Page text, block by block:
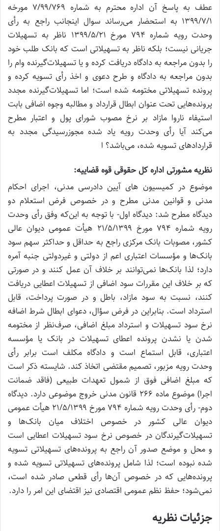
عطف به پاسخ آن اداره محترم به شماره ۷/۹۹/۷۶۹ مورخه
۱۳۹۹/۷/۱ به استحضار می‌رساند سوال اینجانب راجع به رأی
وحدت رویه شماره ۷۹۴ مورخ ۱۳۹۹/۵/۲۱ ناظر به تسهیلات
جریانی نیست؛ بلکه ناظر به تسهیلاتی است که بانک طلب خود
را بدون مراجعه به دادگاه دریافت کرده و یا تسهیلات‌گیرنده وام را
بدون مراجعه به دادگاه و طرح دعوی و اخذ رأی تسویه کرده و
پرونده تسهیلاتی مختومه شده است؛ اما تسهیلات‌گیرنده‌ مجدد
پرونده‌هایی تحت عنوان ابطال قرارداد و مطالبه وجوه اضافی بابت
استیفاء ناروا مازاد بر نرخ مصوب شورای پول و اعتبار مطرح
می‌کند آیا رأی وحدت رویه یاد شده مجوزرسیدگی مجدد به
قراردادهای تسویه شده، می‌باشد؟ ا
نظریه مشورتی اداره کل حقوقی قوه قضاییه:
موضوع در کمیسیون های آیین دادرسی مدنی، اجرای احکام
مدنی و قوانین مدنی مطرح و در خصوص فرض استعلام دو
دیدگاه مطرح شد: دیدگاه اول- با توجه به این‌که وفق رأی وحدت
رویه شماره ۷۹۴ مورخ ۲۱/۵/۱۳۹۹ هیأت عمومی دیوان عالی
کشور، مصوبات بانک مرکزی راجع به حداقل و حداکثر سهم سود
بانک‌ها و مؤسسات اعتباری اعم از دولتی و غیردولتی جنبه آمره
دارد؛ لذا بانک‌ها نمی‌توانند بر خلاف آن عمل کنند و در صورتی‌
که بر خلاف این مقررات سود اضافی از تسهیلات اعطایی دریافت
کنند، نسبت به سود مازاد، باطل و در صورت پرداخت، قابل
استرداد است. بنابراین در فرض سؤال، دعوای ابطال شرط اضافه
نرخ سود تسهیلات و استرداد مبلغ اضافی، صرف‌‌نظر از مختومه
شدن یا نشدن پرونده اعطای تسهیلات در بانک یا مؤسسه
اعتباری، قابل استماع است و دادگاه مکلف است برابر رأی
وحدت رویه مزبور، تصمیم مقتضی اتخاذ کند. شایسته ذکر است
که مبلغ اضافی فوق از شمول تعهدات طبیعی (فاقد ضمانت
اجرا) موضوع ماده ۲۶۶ قانون مدنی خروج موضوعی دارد. دیدگاه
دوم- رأی وحدت رویه شماره ۷۹۴ مورخ ۲۱/۵/۱۳۹۹ هیأت عمومی
دیوان عالی کشور در خصوص اختلاف میان بانک‌ها و
تسهیلات‌گیرندگان در خصوص نرخ سود تسهیلات اعطایی است
و محل و موضع صدور آن راجع به پرونده‌های تسهیلاتی تسویه
شده نبوده است؛ لذا شامل پرونده‌های تسهیلاتی تسویه شده و
پرونده‌هایی که در خصوص آن‌ها رأی قطعی صادر شده است،
نمی‌شود؛ حفظ نظم عمومی اقتصادی نیز اقتضای این امر را دارد.
جزئیات نظریه